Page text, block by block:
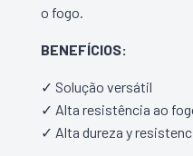
o fogo.
BENEFÍCIOS:
✓ Solução versátil
✓ Alta resistência ao
✓ Alta dureza y